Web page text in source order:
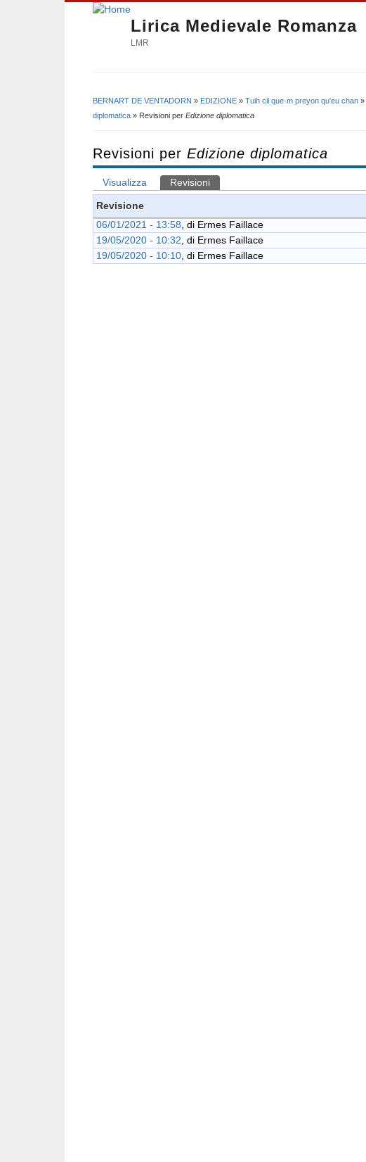
Lirica Medievale Romanza
LMR
Tu sei qui
BERNART DE VENTADORN » EDIZIONE » Tuih cil que·m preyon qu'eu chan »
diplomatica » Revisioni per Edizione diplomatica
Revisioni per Edizione diplomatica
Schede primarie
Visualizza Revisioni
Revisione
06/01/2021 - 13:58 , di Ermes Faillace
19/05/2020 - 10:32 , di Ermes Faillace
19/05/2020 - 10:10 , di Ermes Faillace